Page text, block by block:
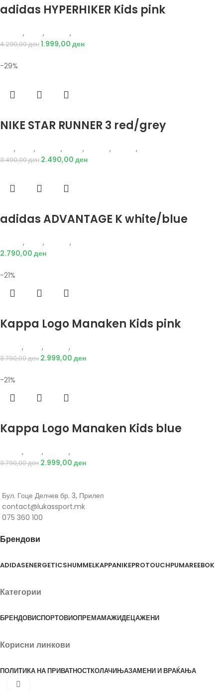
adidas HYPERHIKER Kids pink
, , ,
4.290,00ден1.999,00 ден
-29%
NIKE STAR RUNNER 3 red/grey
, , , , , ,
3.490,00ден 2.490,00 ден
adidas ADVANTAGE K white/blue
, , ,
2.790,00 ден
-21%
Kappa Logo Manaken Kids pink
, , ,
3.790,00ден 2.999,00 ден
-21%
Kappa Logo Manaken Kids blue
, , ,
3.790,00ден 2.999,00 ден
Бул. Гоце Делчев бр. 3, Прилеп
contact@lukassport.mk
075 360 100
Брендови
ADIDASENERGETICSHUMMELKAPPANIKEPROTOUCHPUMAREEBOK
Категории
БРЕНДОВИСПОРТОВИОПРЕМАМАЖИДЕЦАЖЕНИ
Корисни линкови
ПОЛИТИКА НА ПРИВАТНОСТКОЛАЧИЊАЗАМЕНИ И ВРАЌАЊА